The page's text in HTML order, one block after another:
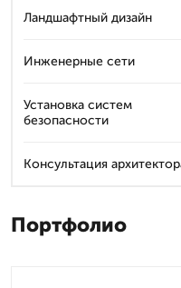
Ландшафтный дизайн
Инженерные сети
Установка систем
безопасности
Консультация
Портфолио